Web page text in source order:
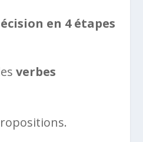
en 4 étapes
verbes